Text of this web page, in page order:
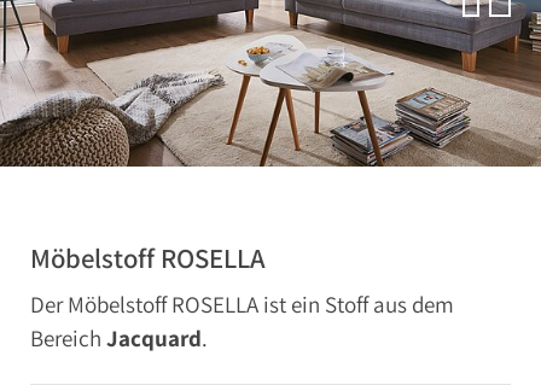
Möbelstoff ROSELLA
Der Möbelstoff ROSELLA ist ein Stoff aus dem
Bereich Jacquard.
Artikel um die Persenning
Polstermaterialien
Autohimmelstoffe